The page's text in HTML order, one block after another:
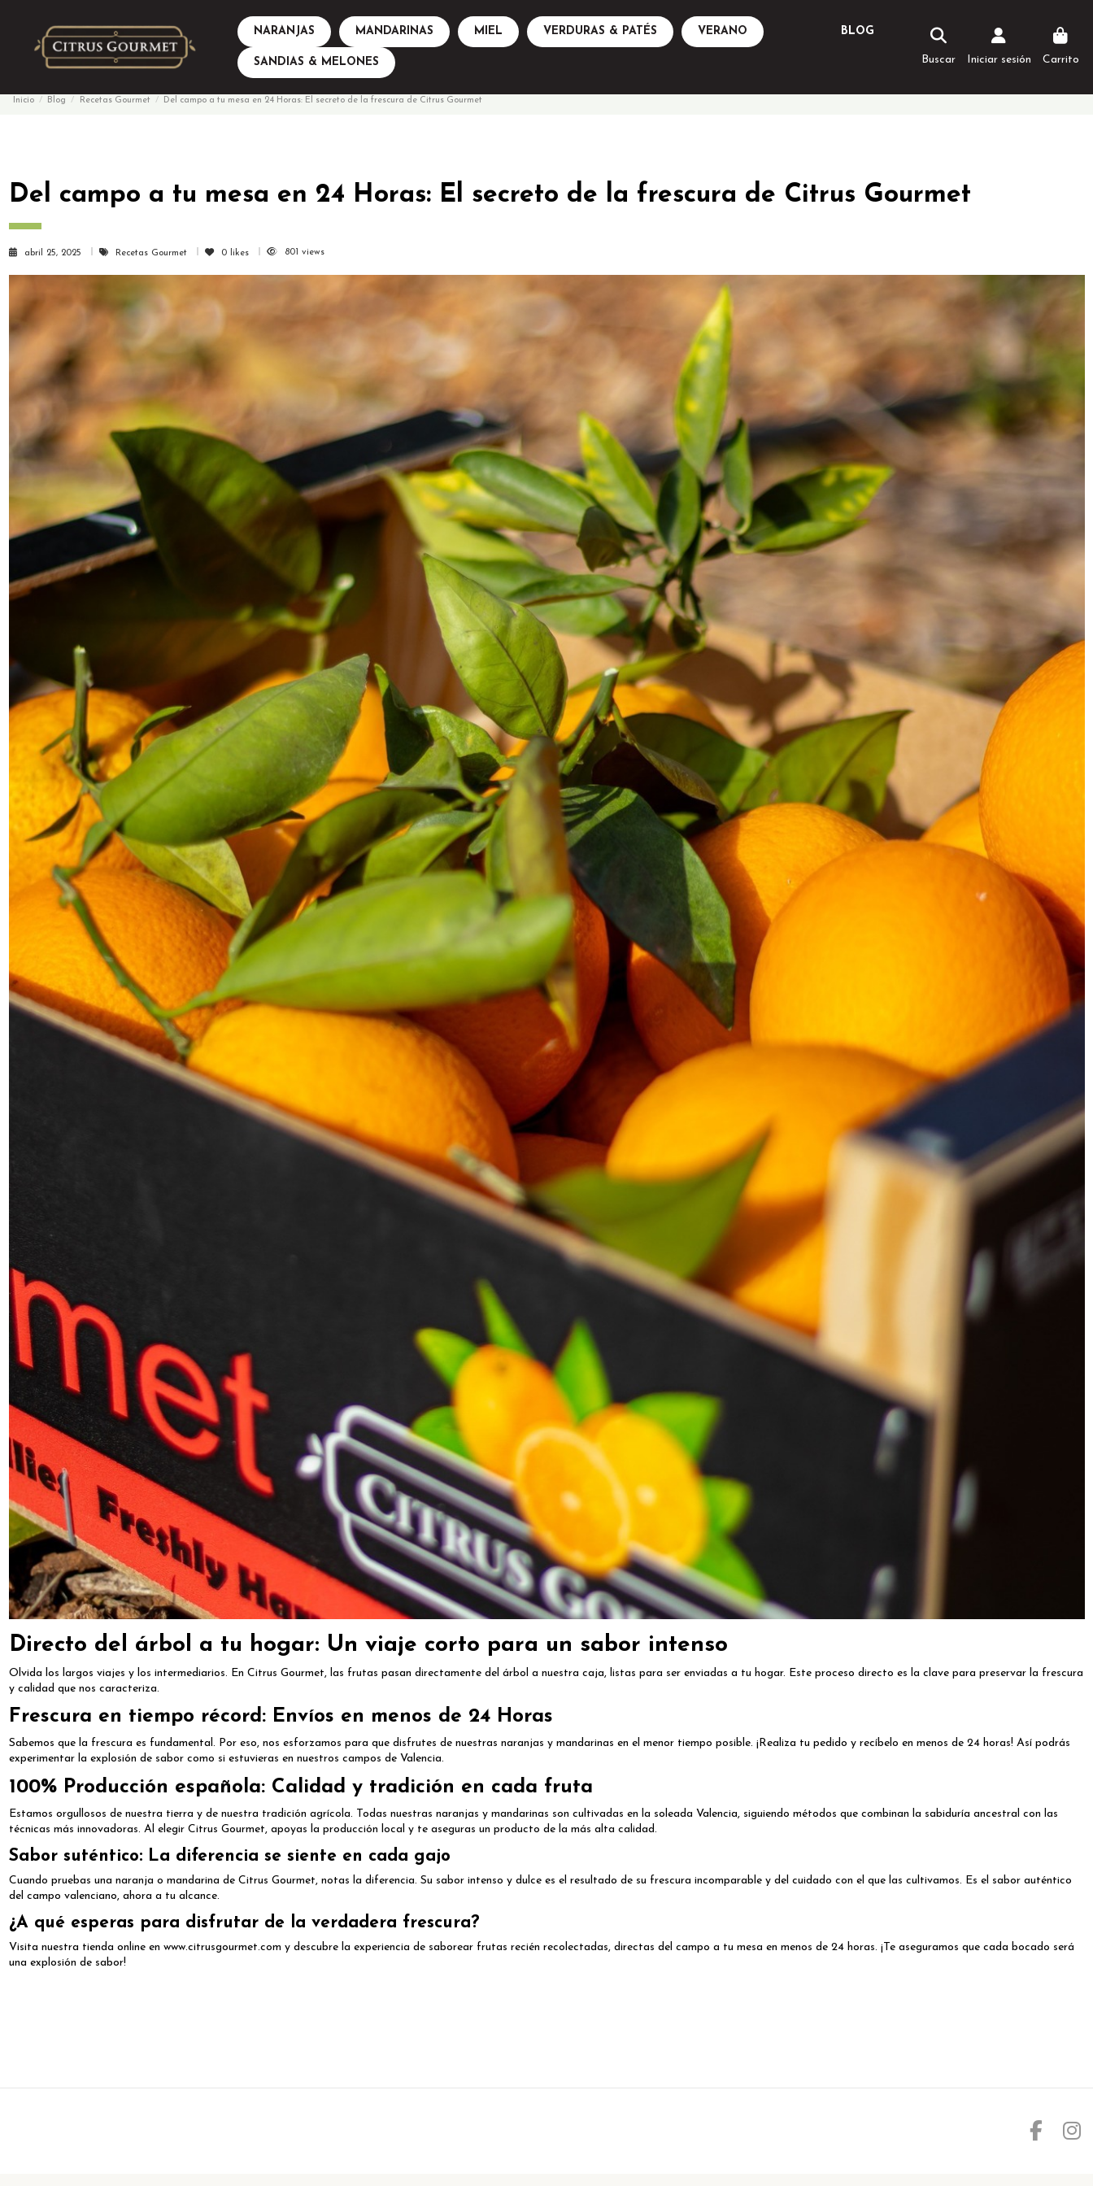
NARANJAS MANDARINAS MIEL BLOG
VERDURAS & PATÉS VERANO
SANDIAS & MELONES Buscar Iniciar sesión Carrito
Inicio Blog Recetas Gourmet Del campo a tu mesa en 24 Horas: El secreto de la frescura de Citrus Gourmet
Del campo a tu mesa en 24 Horas: El secreto de la frescura de Citrus Gourmet
abril 25, 2025 Recetas Gourmet 0 likes 801 views
Directo del árbol a tu hogar: Un viaje corto para un sabor intenso
Olvida los largos viajes y los intermediarios. En Citrus Gourmet, las frutas pasan directamente del árbol a nuestra caja, listas para ser enviadas a tu hogar. Este proceso directo es la clave para preservar la frescura
y calidad que nos caracteriza.
Frescura en tiempo récord: Envíos en menos de 24 Horas
Sabemos que la frescura es fundamental. Por eso, nos esforzamos para que disfrutes de nuestras naranjas y mandarinas en el menor tiempo posible. ¡Realiza tu pedido y recíbelo en menos de 24 horas! Así podrás
experimentar la explosión de sabor como si estuvieras en nuestros campos de Valencia.
100% Producción española: Calidad y tradición en cada fruta
Estamos orgullosos de nuestra tierra y de nuestra tradición agrícola. Todas nuestras naranjas y mandarinas son cultivadas en la soleada Valencia, siguiendo métodos que combinan la sabiduría ancestral con las
técnicas más innovadoras. Al elegir Citrus Gourmet, apoyas la producción local y te aseguras un producto de la más alta calidad.
Sabor suténtico: La diferencia se siente en cada gajo
Cuando pruebas una naranja o mandarina de Citrus Gourmet, notas la diferencia. Su sabor intenso y dulce es el resultado de su frescura incomparable y del cuidado con el que las cultivamos. Es el sabor auténtico
del campo valenciano, ahora a tu alcance.
¿A qué esperas para disfrutar de la verdadera frescura?
Visita nuestra tienda online en www.citrusgourmet.com y descubre la experiencia de saborear frutas recién recolectadas, directas del campo a tu mesa en menos de 24 horas. ¡Te aseguramos que cada bocado será
una explosión de sabor!